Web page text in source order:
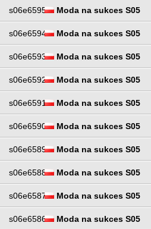
s06e6595 Moda na sukces S05
s06e6594 Moda na sukces S05
s06e6593 Moda na sukces S05
s06e6592 Moda na sukces S05
s06e6591 Moda na sukces S05
s06e6590 Moda na sukces S05
s06e6589 Moda na sukces S05
s06e6588 Moda na sukces S05
s06e6587 Moda na sukces S05
s06e6586 Moda na sukces S05